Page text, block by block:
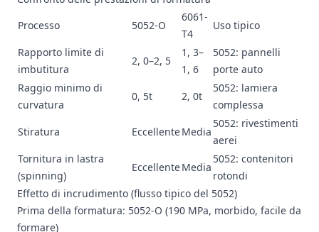
Processo
5052-O
6061-
T4
Uso tipico
Rapporto limite di
imbutitura
2, 0–2, 5
1, 3–
1, 6
5052: pannelli
porte auto
Raggio minimo di
curvatura
0, 5t 2, 0t
5052: lamiera
complessa
Stiratura
EccellenteMedia
5052: rivestimenti
aerei
Tornitura in lastra
(spinning)
EccellenteMedia
5052: contenitori
rotondi
Effetto di incrudimento (flusso tipico del 5052)
Prima della formatura: 5052-O (190 MPa, morbido, facile da
formare)